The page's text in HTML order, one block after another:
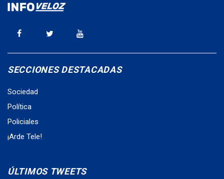
SECCIONES DESTACADAS
Sociedad
Política
Policiales
¡Arde Tele!
ÚLTIMOS TWEETS